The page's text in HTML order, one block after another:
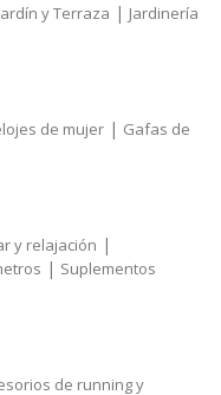
y Terraza | Jardinería
de mujer | Gafas de
y relajación |
| Suplementos
de running y